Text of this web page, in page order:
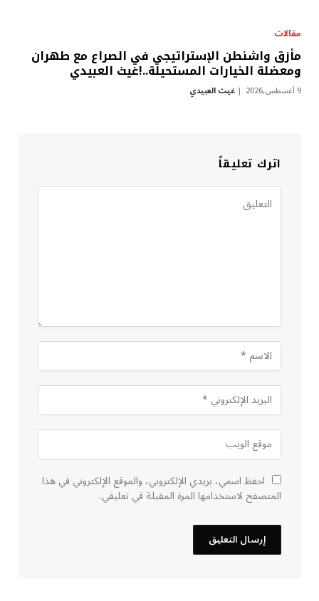
مقالات
مأزق واشنطن الإستراتيجي في الصراع مع طهران
ومعضلة الخيارات المستحيلة..!غيث العبيدي
9 أغسطس,2026 غيث العبيدي
اترك تعليقاً
احفظ اسمي، بريدي الإلكتروني، والموقع الإلكتروني في هذا
المتصفح لاستخدامها المرة المقبلة في تعليقي.